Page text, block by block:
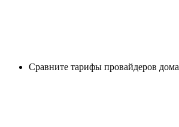
Сравните тарифы провайдеров дома